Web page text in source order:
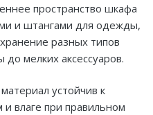
пространство шкафа
и штангами для одежды,
разных типов
мелких аксессуаров.
устойчив к
влаге при правильном